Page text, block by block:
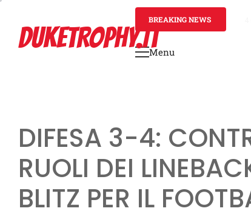
contentDUKETROPHY.IT
BREAKING NEWS
Primary
Menu
DIFESA 3-4:
RUOLI DEI
BLITZ PER IL